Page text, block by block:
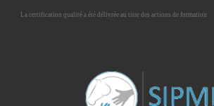
La certification qualité a été délivrée au titre des actions de formation